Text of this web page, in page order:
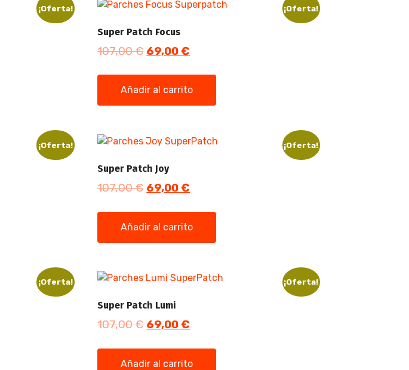
¡Oferta! ¡Oferta!
Super Patch Focus
107,00€ 69,00€
Añadir al carrito
¡Oferta! ¡Oferta!
Super Patch Joy
107,00€ 69,00€
Añadir al carrito
¡Oferta! ¡Oferta!
Super Patch Lumi
107,00€ 69,00€
Añadir al carrito